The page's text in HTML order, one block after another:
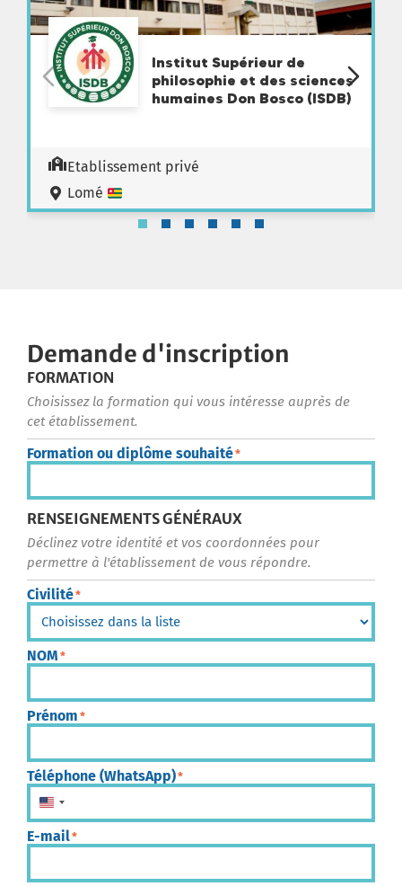
Institut Supérieur de
philosophie et des sciences
humaines Don Bosco (ISDB)
Etablissement privé
Lomé
Demande d'inscription
FORMATION
Choisissez la formation qui vous intéresse auprès de
cet établissement.
Formation ou diplôme souhaité*
RENSEIGNEMENTS GÉNÉRAUX
Déclinez votre identité et vos coordonnées pour
permettre à l'établissement de vous répondre.
Civilité*
NOM *
Prénom *
Téléphone (WhatsApp)*
États-Unis +1
E-mail*